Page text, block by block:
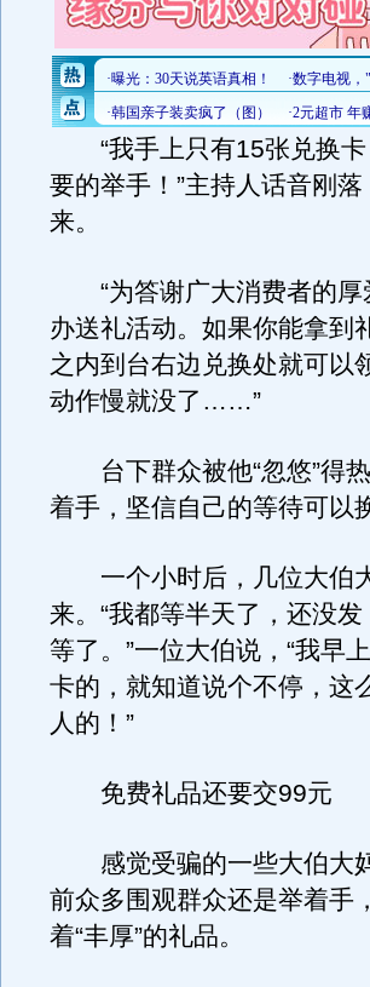
“我手上只有15张兑换卡
要的举手！”主持人话音刚
来。
“为答谢广大消费者的厚
办送礼活动。如果你能拿到
之内到台右边兑换处就可以
动作慢就没了……”
台下群众被他“忽悠”得
着手，坚信自己的等待可以
一个小时后，几位大伯
来。“我都等半天了，还没
等了。”一位大伯说，“我早
卡的，就知道说个不停，这
人的！”
免费礼品还要交99元
感觉受骗的一些大伯大
前众多围观群众还是举着手
着“丰厚”的礼品。